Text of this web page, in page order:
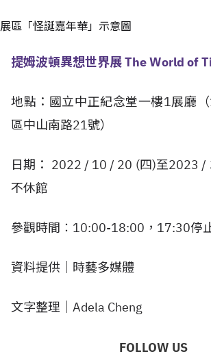
展區「怪誕嘉年華」示意圖
提姆波頓異想世界展 The World of
地點：國立中正紀念堂一樓1展廳
區中山南路21號）
日期： 2022 / 10 / 20 (四)至2023 /
不休館
參觀時間︰10:00-18:00，17:30停
資料提供｜時藝多媒體
文字整理｜Adela Cheng
FOLLOW US